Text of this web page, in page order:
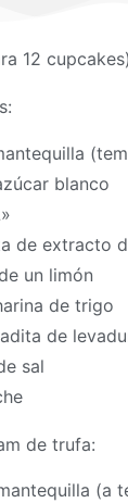
12 cupcakes)
blanco
de extracto
un limón
de trigo
de
sal
de trufa:
(a